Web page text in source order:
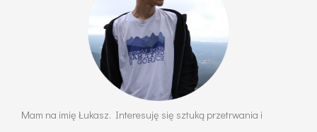
Mam na imię Łukasz. Interesuję się sztuką przetrwania i